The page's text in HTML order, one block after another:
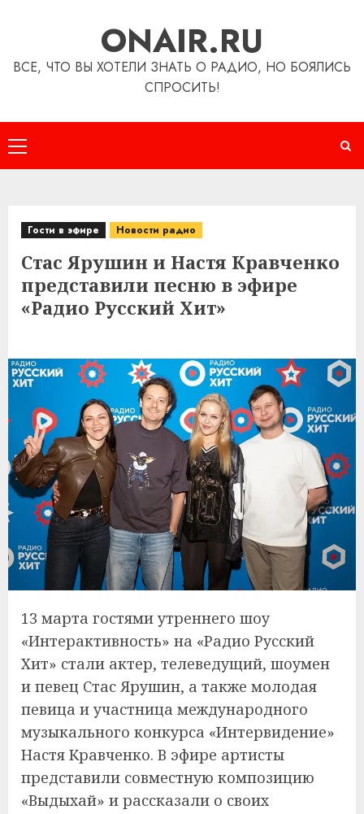
ONAIR.RU
ВСЕ, ЧТО ВЫ ХОТЕЛИ ЗНАТЬ О РАДИО, НО БОЯЛИСЬ
СПРОСИТЬ!
Основное
меню
Гости в эфире Новости радио
Стас Ярушин и Настя Кравченко
представили песню в эфире
«Радио Русский Хит»
13 марта гостями утреннего шоу
«Интерактивность» на «Радио Русский
Хит» стали актер, телеведущий, шоумен
и певец Стас Ярушин, а также молодая
певица и участница международного
музыкального конкурса «Интервидение»
Настя Кравченко. В эфире артисты
представили совместную композицию
«Выдыхай» и рассказали о своих